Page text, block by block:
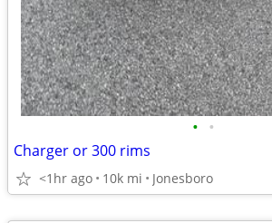
• •
Charger or 300 rims
<1hr ago 10k mi Jonesboro